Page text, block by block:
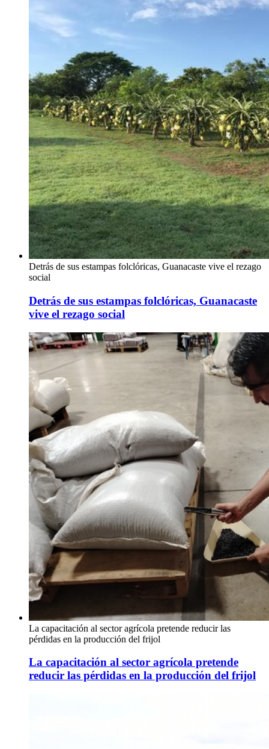
Detrás de sus estampas folclóricas, Guanacaste vive el rezago
social
Detrás de sus estampas folclóricas, Guanacaste
vive el rezago social
La capacitación al sector agrícola pretende reducir las
pérdidas en la producción del frijol
La capacitación al sector agrícola pretende
reducir las pérdidas en la producción del frijol